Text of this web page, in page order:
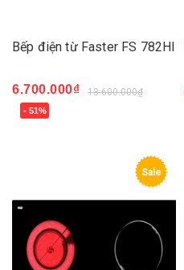
Bếp điện từ Faster FS 782HI
6.700.000₫ 13.600.000₫
- 51%
Sale